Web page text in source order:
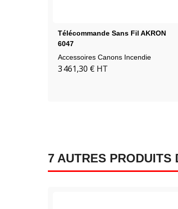
Télécommande Sans Fil AKRON
6047
Accessoires Canons Incendie
3 461,30 € HT
7 AUTRES PRODUITS